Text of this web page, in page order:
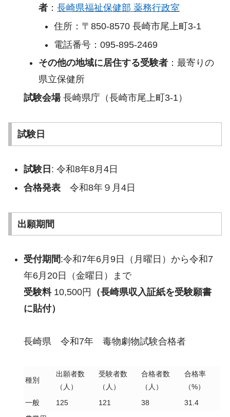
者 ：長崎県福祉保健部 薬務行政室
住所：〒850-8570 長崎市尾上町3-1
電話番号：095-895-2469
その他の地域に居住する受験者 ：最寄りの
県立保健所
試験会場長崎県庁（長崎市尾上町3-1）
試験日
試験日 : 令和8年8月4日
合格発表令和8年９月4日
出願期間
受付期間:令和7年6月9日（月曜日）から令和7
年6月20日（金曜日）まで
受験料10,500円 （長崎県収入証紙を受験願書
に貼付）
長崎県 令和7年 毒物劇物試験合格者
種別
出願者数
（人）
受験者数
（人）
合格者数
（人）
合格率
（%）
一般
125 121 38
31.4